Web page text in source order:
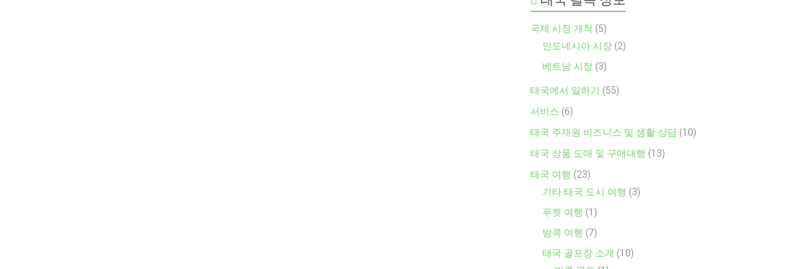
국제 시장 개척 (5)
인도네시아 시장 (2)
베트남 시장 (3)
태국에서 일하기 (55)
서비스 (6)
태국 주재원 비즈니스 및 생활 상담 (10)
태국 상품 도매 및 구매대행 (13)
태국 여행 (23)
기타 태국 도시 여행 (3)
푸켓 여행 (1)
방콕 여행 (7)
태국 골프장 소개 (10)